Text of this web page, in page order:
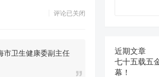
评论已关闭
市卫生健康委副主任
近期文章
七十五载五
幕！